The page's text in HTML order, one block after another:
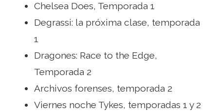
Chelsea Does, Temporada 1
Degrassi: la próxima clase, temporada
1
Dragones: Race to the Edge,
Temporada 2
Archivos forenses, temporada 2
Viernes noche Tykes, temporadas 1 y 2